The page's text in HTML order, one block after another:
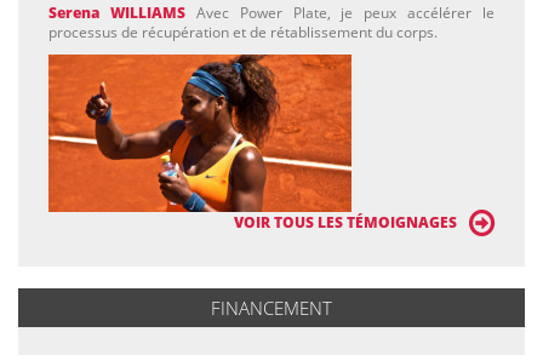
Serena WILLIAMSAvec Power Plate, je peux accélérer le
processus de récupération et de rétablissement du corps.
VOIR TOUS LES TÉMOIGNAGES
FINANCEMENT